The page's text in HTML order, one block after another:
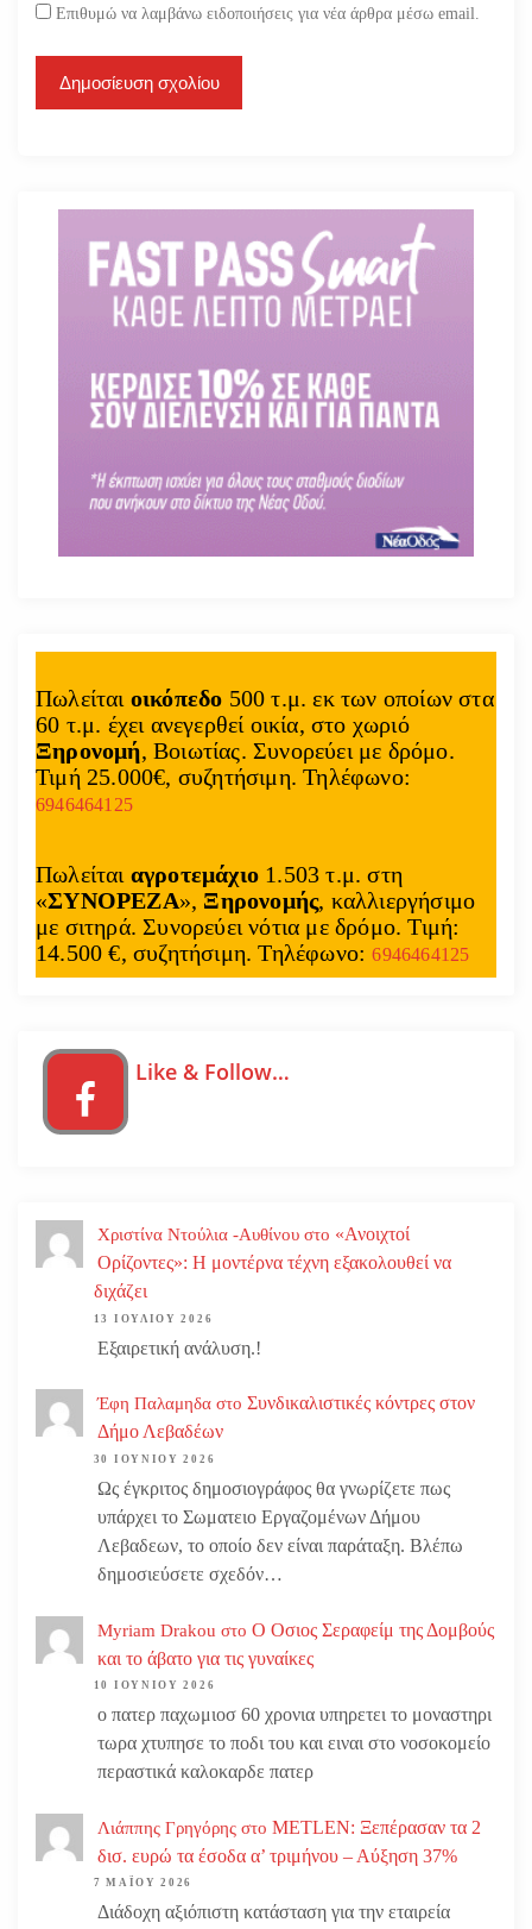
Επιθυμώ να λαμβάνω ειδοποιήσεις για νέα άρθρα μέσω email.
Πωλείται οικόπεδο 500 τ.μ. εκ των οποίων στα
60 τ.μ. έχει ανεγερθεί οικία, στο χωριό
Ξηρονομή, Βοιωτίας. Συνορεύει με δρόμο.
Τιμή 25.000€, συζητήσιμη. Τηλέφωνο:
6946464125
Πωλείται αγροτεμάχιο 1.503 τ.μ. στη
«ΣΥΝΟΡΕΖΑ», Ξηρονομής, καλλιεργήσιμο
με σιτηρά. Συνορεύει νότια με δρόμο. Τιμή:
14.500 €, συζητήσιμη. Τηλέφωνο:6946464125
Like & Follow…
Χριστίνα Ντούλια -Αυθίνου στο «Ανοιχτοί
Ορίζοντες»: Η μοντέρνα τέχνη εξακολουθεί να
διχάζει
13 ΙΟΥΛΊΟΥ 2026
Εξαιρετική ανάλυση.!
Έφη Παλαμηδα στο Συνδικαλιστικές κόντρες στον
Δήμο Λεβαδέων
30 ΙΟΥΝΊΟΥ 2026
Ως έγκριτος δημοσιογράφος θα γνωρίζετε πως
υπάρχει το Σωματειο Εργαζομένων Δήμου
Λεβαδεων, το οποίο δεν είναι παράταξη. Βλέπω
δημοσιεύσετε σχεδόν…
Myriam Drakou στο Ο Οσιος Σεραφείμ της Δομβούς
και το άβατο για τις γυναίκες
10 ΙΟΥΝΊΟΥ 2026
ο πατερ παχωμιοσ 60 χρονια υπηρετει το μοναστηρι
τωρα χτυπησε το ποδι του και ειναι στο νοσοκομείο
περαστικά καλοκαρδε πατερ
Λιάππης Γρηγόρης στο METLEN: Ξεπέρασαν τα 2
δισ. ευρώ τα έσοδα α’ τριμήνου – Αύξηση 37%
7 ΜΑΪ́ΟΥ 2026
Διάδοχη αξιόπιστη κατάσταση για την εταιρεία